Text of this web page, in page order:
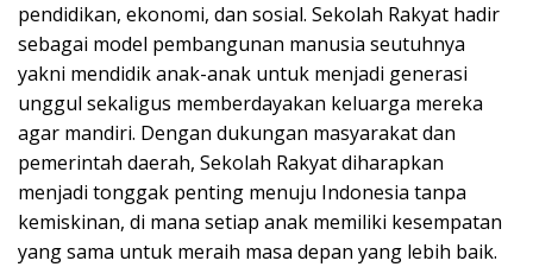
pendidikan, ekonomi, dan sosial. Sekolah Rakyat hadir
sebagai model pembangunan manusia seutuhnya
yakni mendidik anak-anak untuk menjadi generasi
unggul sekaligus memberdayakan keluarga mereka
agar mandiri. Dengan dukungan masyarakat dan
pemerintah daerah, Sekolah Rakyat diharapkan
menjadi tonggak penting menuju Indonesia tanpa
kemiskinan, di mana setiap anak memiliki kesempatan
yang sama untuk meraih masa depan yang lebih baik.